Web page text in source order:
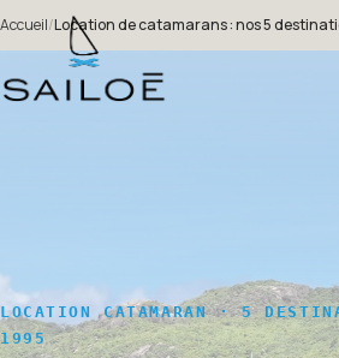
Accueil/Location de catamarans : nos 5
LOCATION CATAMARAN · 5
1995